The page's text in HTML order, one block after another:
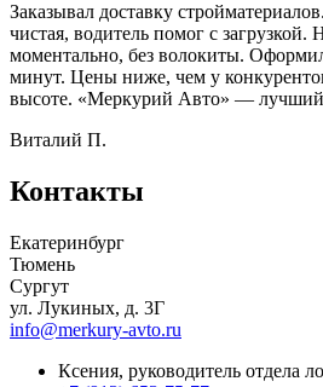
Заказывал доставку
чистая, водитель помог с загрузкой.
моментально, без волокиты.
минут. Цены ниже, чем у
высоте. «Меркурий Авто» —
Виталий П.
Контакты
Екатеринбург
Тюмень
Сургут
ул. Лукиных, д. 3Г
info@merkury-avto.ru
Ксения, руководитель отдела